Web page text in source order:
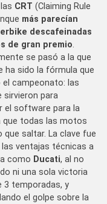
CRT (Claiming Rule
más parecían
descafeinadas
de gran premio.
se pasó a la que
ha sido la fórmula que
el campeonato: las
sirvieron para
el software para la
que todas las motos
que saltar. La clave fue
ventajas técnicas a
como Ducati, al no
ni una sola victoria
3 temporadas, y
el golpe sobre la